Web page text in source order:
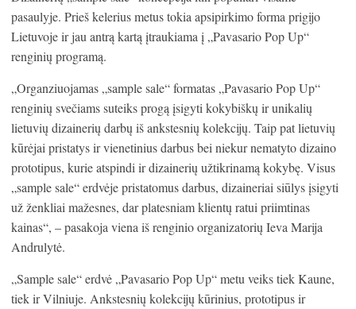
pasaulyje. Prieš kelerius metus tokia apsipirkimo forma prigijo
Lietuvoje ir jau antrą kartą įtraukiama į „Pavasario Pop Up“
renginių programą.
„Organziuojamas „sample sale“ formatas „Pavasario Pop Up“
renginių svečiams suteiks progą įsigyti kokybiškų ir unikalių
lietuvių dizainerių darbų iš ankstesnių kolekcijų. Taip pat lietuvių
kūrėjai pristatys ir vienetinius darbus bei niekur nematyto dizaino
prototipus, kurie atspindi ir dizainerių užtikrinamą kokybę. Visus
„sample sale“ erdvėje pristatomus darbus, dizaineriai siūlys įsigyti
už ženkliai mažesnes, dar platesniam klientų ratui priimtinas
kainas“, – pasakoja viena iš renginio organizatorių Ieva Marija
Andrulytė.
„Sample sale“ erdvė „Pavasario Pop Up“ metu veiks tiek Kaune,
tiek ir Vilniuje. Ankstesnių kolekcijų kūrinius, prototipus ir